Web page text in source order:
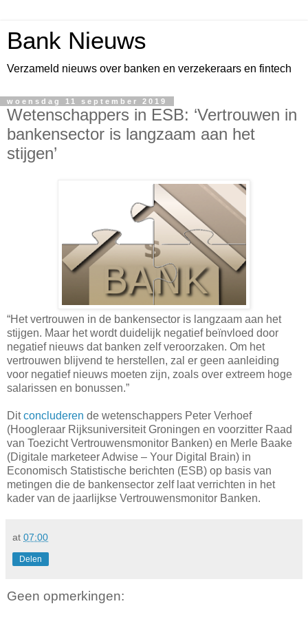
Bank Nieuws
Verzameld nieuws over banken en verzekeraars en fintech
woensdag 11 september 2019
Wetenschappers in ESB: ‘Vertrouwen in
bankensector is langzaam aan het
stijgen’
“Het vertrouwen in de bankensector is langzaam aan het
stijgen. Maar het wordt duidelijk negatief beïnvloed door
negatief nieuws dat banken zelf veroorzaken. Om het
vertrouwen blijvend te herstellen, zal er geen aanleiding
voor negatief nieuws moeten zijn, zoals over extreem hoge
salarissen en bonussen.”
Ditconcluderen de wetenschappers Peter Verhoef
(Hoogleraar Rijksuniversiteit Groningen en voorzitter Raad
van Toezicht Vertrouwensmonitor Banken) en Merle Baake
(Digitale marketeer Adwise – Your Digital Brain) in
Economisch Statistische berichten (ESB) op basis van
metingen die de bankensector zelf laat verrichten in het
kader van de jaarlijkse Vertrouwensmonitor Banken.
at 07:00
Delen
Geen opmerkingen: